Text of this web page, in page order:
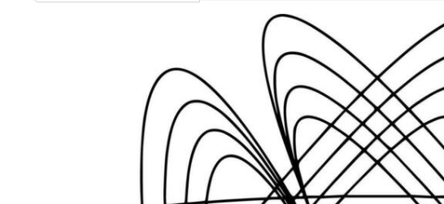
Alle Bilder
Motion Graphics
Redaktionelle Bilder
Redaktionelle Ereignisse